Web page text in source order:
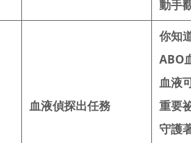
動手
血液偵探出任務
你知
ABO
血液
重要
守護